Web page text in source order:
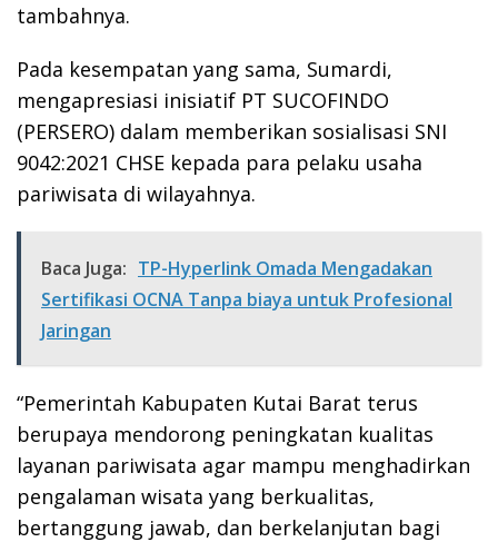
tambahnya.
Pada kesempatan yang sama, Sumardi,
mengapresiasi inisiatif PT SUCOFINDO
(PERSERO) dalam memberikan sosialisasi SNI
9042:2021 CHSE kepada para pelaku usaha
pariwisata di wilayahnya.
Baca Juga: TP-Hyperlink Omada Mengadakan
Sertifikasi OCNA Tanpa biaya untuk Profesional
Jaringan
“Pemerintah Kabupaten Kutai Barat terus
berupaya mendorong peningkatan kualitas
layanan pariwisata agar mampu menghadirkan
pengalaman wisata yang berkualitas,
bertanggung jawab, dan berkelanjutan bagi